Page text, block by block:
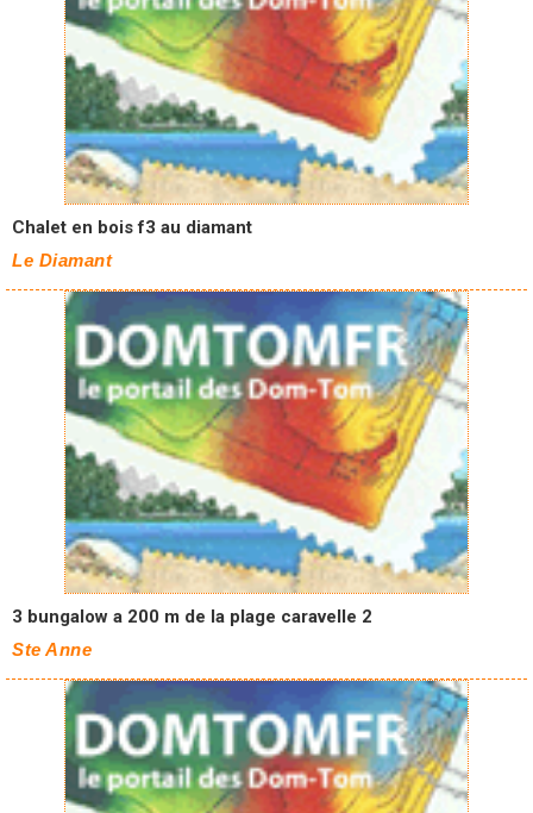
Chalet en bois f3 au diamant
Le Diamant
3 bungalow a 200 m de la plage caravelle 2
Ste Anne